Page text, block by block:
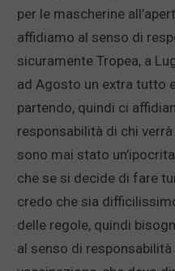
per le mascherine
affidiamo al senso di
sicuramente Tropea, a
ad Agosto un extra tutto
partendo, quindi ci
responsabilità di chi
sono mai stato
che se si decide di fare
credo che sia
delle regole, quindi
al senso di